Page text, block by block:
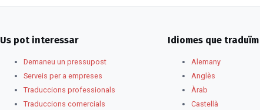
Us pot interessar
Demaneu un pressupost
Serveis per a empreses
Traduccions professionals
Traduccions comercials
Idiomes que traduïm
Alemany
Anglès
Àrab
Castellà